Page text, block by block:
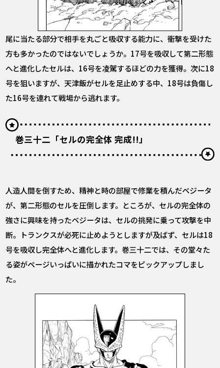
尾に当たる部分で相手を丸ごと吸収する能力に、衝撃を受けた
方も多かったのではないでしょうか。17号を吸収して第二形態
へと進化したセルは、16号を凌駕するほどの力を獲得。次に18
号を狙いますが、天津飯がセルを足止めする中、18号は負傷し
た16号を連れて戦場から逃れます。
巻三十二「セルの完全体 完成!!」
人造人間を倒すため、精神と時の部屋で修業を積んだベジータ
が、第二形態のセルを圧倒します。ところが、セルの完全体の
強さに興味を持ったベジータは、セルの挑発に乗って攻撃を中
断。トランクスが必死に止めようとしますが及ばず、セルは18
号を吸収し完全体へと進化します。巻三十二では、その堂々た
る姿がページいっぱいに描かれたコマをピックアップしまし
た。